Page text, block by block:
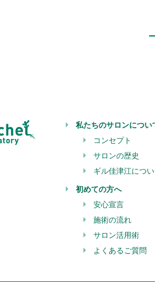
私たちのサロンについ
コンセプト
サロンの歴史
ギル佳津江につ
初めての方へ
安心宣言
施術の流れ
サロン活用術
よくあるご質問